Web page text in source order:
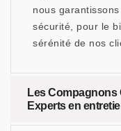
nous
sécurité, pour le
sérénité de nos
Les Compagnons
Experts en